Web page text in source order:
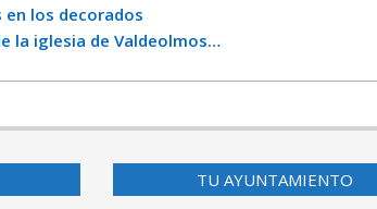
los decorados
la iglesia de Valdeolmos…
TU AYUNTAMIENTO